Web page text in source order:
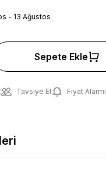
- 13 Ağustos
Sepete Ekle
Tavsiye Et Fiyat Alarmı